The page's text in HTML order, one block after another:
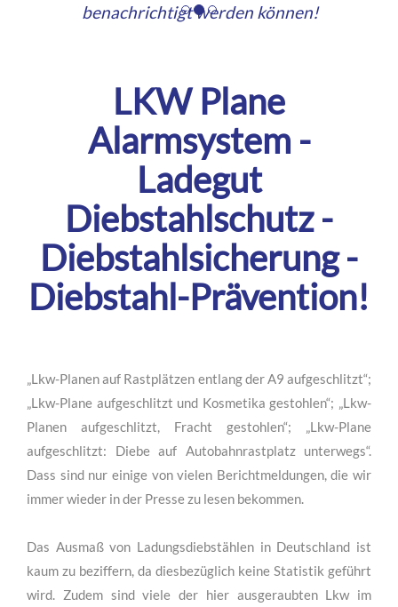
benachrichtigt werden können!
LKW Plane
Alarmsystem -
Ladegut
Diebstahlschutz -
Diebstahlsicherung -
„Lkw-Planen auf Rastplätzen entlang der A9 aufgeschlitzt“;
„Lkw-Plane aufgeschlitzt und Kosmetika gestohlen“; „Lkw-
Planen aufgeschlitzt, Fracht gestohlen“; „Lkw-Plane
aufgeschlitzt: Diebe auf Autobahnrastplatz unterwegs“.
immer wieder in der Presse zu lesen bekommen.
Das Ausmaß von Ladungsdiebstählen in Deutschland ist